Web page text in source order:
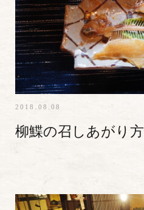
2018.08.08
柳鰈の召しあがり方